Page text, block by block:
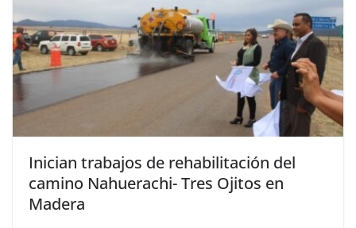
Inician trabajos de rehabilitación del
camino Nahuerachi- Tres Ojitos en
Madera